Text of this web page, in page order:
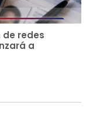
de redes
a